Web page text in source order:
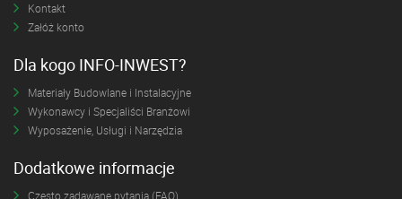
Kontakt
Załóż konto
Dla kogo INFO-INWEST?
Materiały Budowlane i Instalacyjne
Wykonawcy i Specjaliści Branżowi
Wyposażenie, Usługi i Narzędzia
Dodatkowe informacje
Często zadawane pytania (FAQ)